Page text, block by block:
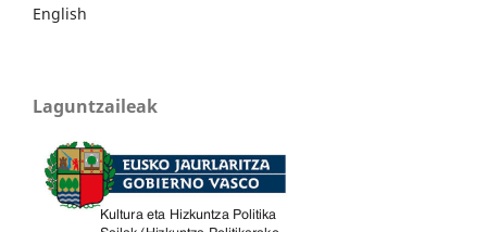
English
Laguntzaileak